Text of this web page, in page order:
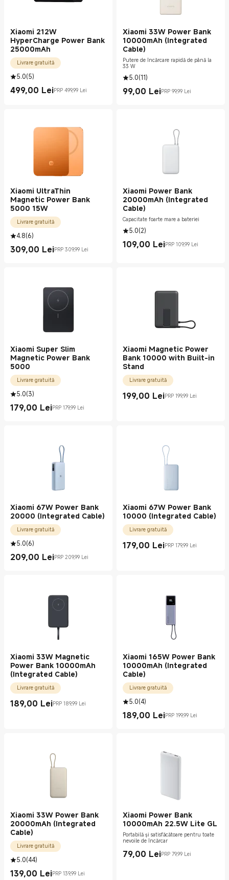
Xiaomi 212W
HyperCharge Power Bank
25000mAh
Livrare gratuită
5.0(5)
499,00 Lei
Current Price Lei499.00PRP 499,99 Lei
Preț de comercializare 499,99 Lei
Xiaomi 33W Power Bank
10000mAh (Integrated
Cable)
Putere de încărcare rapidă de până la
33 W
5.0(11)
99,00 Lei
Current Price Lei99.00
PRP 99,99 Lei
Preț de comercializare 99,99 Lei
Xiaomi UltraThin
Magnetic Power Bank
5000 15W
Livrare gratuită
4.8(6)
309,00 Lei
Current Price Lei309.00PRP 309,99 Lei
Preț de comercializare 309,99 Lei
Xiaomi Power Bank
20000mAh (Integrated
Cable)
Capacitate foarte mare a bateriei
5.0(2)
109,00 Lei
Current Price Lei109.00PRP 109,99 Lei
Preț de comercializare 109,99 Lei
Xiaomi Super Slim
Magnetic Power Bank
5000
Livrare gratuită
5.0(3)
179,00 Lei
Current Price Lei179.00PRP 179,99 Lei
Preț de comercializare 179,99 Lei
Xiaomi Magnetic Power
Bank 10000 with Built-in
Stand
Livrare gratuită
199,00 Lei
Current Price Lei199.00PRP 199,99 Lei
Preț de comercializare 199,99 Lei
Xiaomi 67W Power Bank
20000 (Integrated Cable)
Livrare gratuită
5.0(6)
209,00 Lei
Current Price Lei209.00PRP 209,99 Lei
Preț de comercializare 209,99 Lei
Xiaomi 67W Power Bank
10000 (Integrated Cable)
Livrare gratuită
179,00 Lei
Current Price Lei179.00PRP 179,99 Lei
Preț de comercializare 179,99 Lei
Xiaomi 33W Magnetic
Power Bank 10000mAh
(Integrated Cable)
Livrare gratuită
189,00 Lei
Current Price Lei189.00PRP 189,99 Lei
Preț de comercializare 189,99 Lei
Xiaomi 165W Power Bank
10000mAh (Integrated
Cable)
Livrare gratuită
5.0(4)
189,00 Lei
Current Price Lei189.00PRP 199,99 Lei
Preț de comercializare 199,99 Lei
Xiaomi 33W Power Bank
20000mAh (Integrated
Cable)
Livrare gratuită
5.0(44)
139,00 Lei
Current Price Lei139.00PRP 139,99 Lei
Preț de comercializare 139,99 Lei
Xiaomi Power Bank
10000mAh 22.5W Lite GL
Portabilă și satisfăcătoare pentru toate
nevoile de încărcar
79,00 Lei
Current Price Lei79.00
PRP 79,99 Lei
Preț de comercializare 79,99 Lei